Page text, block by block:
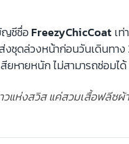
ญชีชื่อFreezyChicCoat เท่
ชุดล่วงหน้าก่อนวันเดินทาง
ายหนัก ไม่สามารถซ่อมได้
าวแห่งสวิส แค่สวมเสื้อฟลี